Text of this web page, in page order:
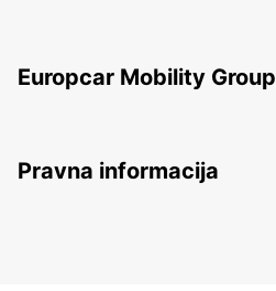
Europcar Mobility Group
Pravna informacija